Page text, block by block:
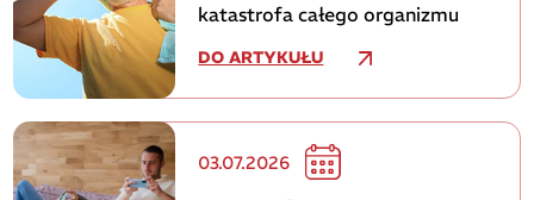
katastrofa całego organizmu
DO ARTYKUŁU
03.07.2026